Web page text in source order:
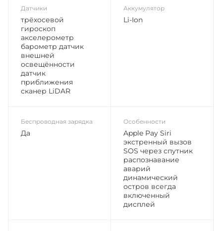
Датчики
трёхосевой
гироскоп
акселерометр
барометр датчик
внешней
освещённости
датчик
приближения
сканер LiDAR
Аккумулятор
Li-Ion
Беспроводная зарядка
Да
Особенности
Apple Pay Siri
экстренный вызов
SOS через спутник
распознавание
аварий
динамический
остров всегда
включенный
дисплей